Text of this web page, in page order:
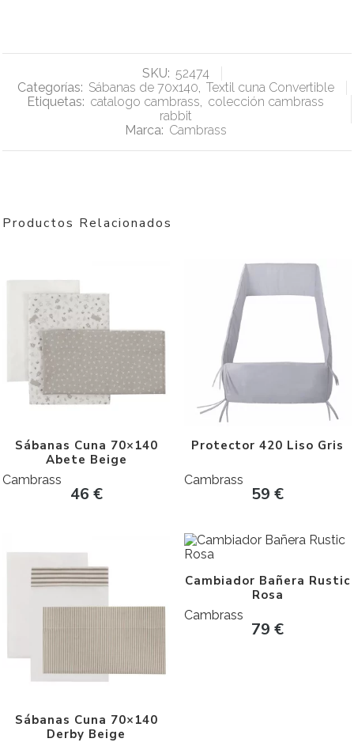
SKU: 52474
Categorías: Sábanas de 70x140, Textil cuna Convertible
Etiquetas: catalogo cambrass, colección cambrass
rabbit
Marca: Cambrass
Productos Relacionados
Sábanas Cuna 70×140
Abete Beige
Cambrass
46 €
Protector 420 Liso Gris
Cambrass
59€
Sábanas Cuna 70×140
Derby Beige
Cambiador Bañera Rustic
Rosa
Cambrass
79€